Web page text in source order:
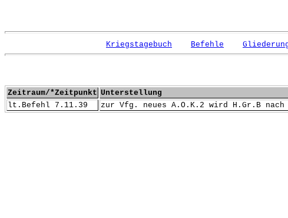
Kriegstagebuch Befehle
Zeitraum/*Zeitpunkt Unterstellung
lt.Befehl 7.11.39
zur Vfg. neues A.O.K.2 wird H.Gr.B nach